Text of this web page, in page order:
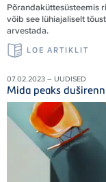
Põrandaküttesüsteemis
võib see lühiajaliselt
arvestada.
LOE ARTIKLIT
07.02.2023 – UUDISED
Mida peaks